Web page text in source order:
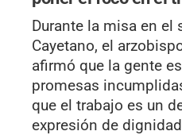
Durante la misa en el
Cayetano, el
afirmó que la gente
promesas
que el trabajo es un
expresión de